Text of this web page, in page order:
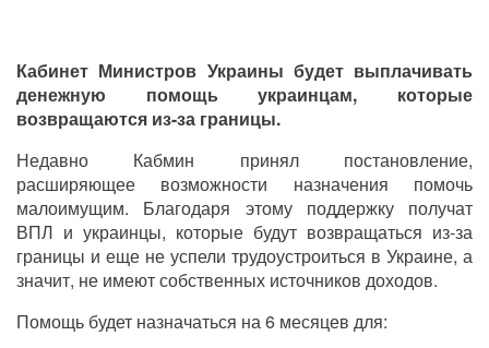
Кабинет Министров Украины будет выплачивать
денежную помощь украинцам, которые
возвращаются из-за границы.
Недавно Кабмин принял постановление,
расширяющее возможности назначения помочь
малоимущим. Благодаря этому поддержку получат
ВПЛ и украинцы, которые будут возвращаться из-за
границы и еще не успели трудоустроиться в Украине, а
значит, не имеют собственных источников доходов.
Помощь будет назначаться на 6 месяцев для: